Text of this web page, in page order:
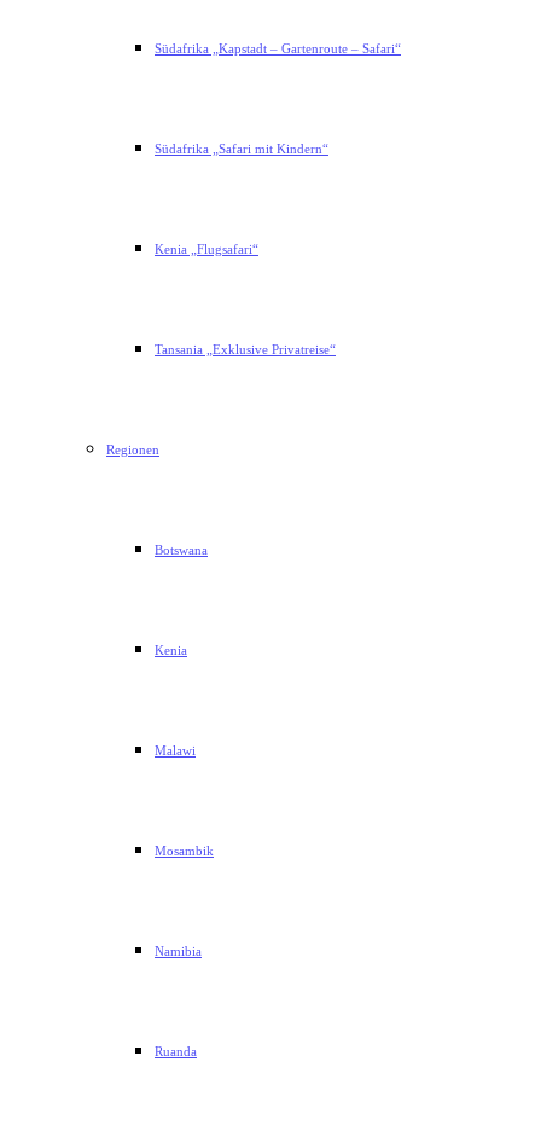
Südafrika „Kapstadt – Gartenroute – Safari“
Südafrika „Safari mit Kindern“
Kenia „Flugsafari“
Tansania „Exklusive Privatreise“
Regionen
Botswana
Kenia
Malawi
Mosambik
Namibia
Ruanda